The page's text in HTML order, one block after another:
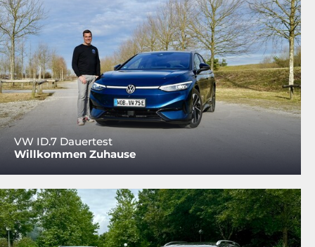
VW ID.7 Dauertest
Willkommen Zuhause